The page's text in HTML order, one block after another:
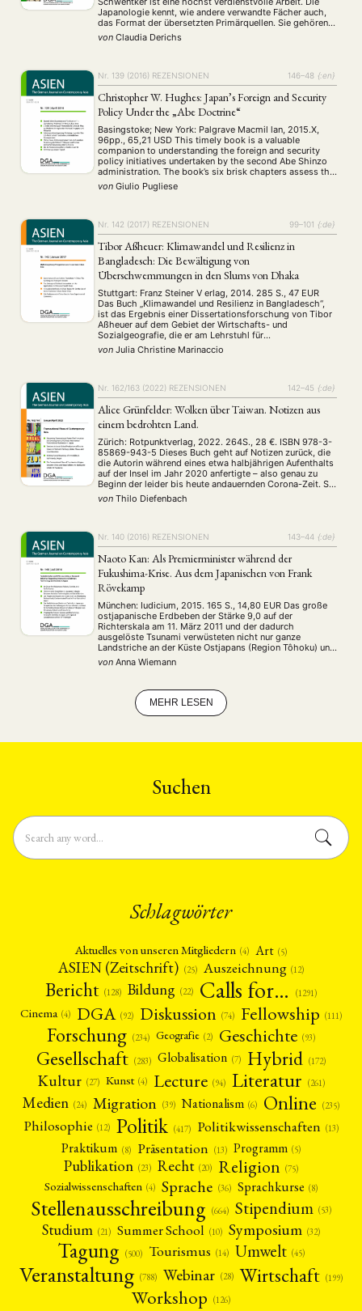
ASIEN ARBEITSKREISE VERANSTALTUNGEN EXPERTISE
ANGEBOTE
ANTRAG AUF EINEN SMALL GRANT DER DGA
MITGLIEDSCHAFT
Aktuelles von unseren Mitgliedern (4) Art (5) ASIEN (Zeitschrift) (25)
Auszeichnung (12) Bericht (128)
Geografie (2) Geschichte (93) Gesellschaft Globalisation (7)
Hybrid (172) Kultur (27) Kunst (4) Lecture (94) Literatur (261)
Medien (24) Migration (39) Nationalism (6) Online (235)
Philosophie (12) Politik (417) Politikwissenschaften Praktikum
Präsentation Programm (5) Publikation Recht
Religion (75) Sozialwissenschaften (4) Sprache (36) Sprachkurse (8)
Stellenausschreibung (664) Stipendium (53) Studium (21)
Summer School (10) Symposium (32) Tagung (500) Tourismus
Veranstaltung (788) Webinar Wirtschaft
Workshop
MITGLIEDSCHAFT STUDIUM DATENSCHUTZERKLÄRUNG
MITGLIEDERBEREICH KONTAKT SPENDEN SIE JETZT!
ENGLISH
Japanologie kennt, wie andere verwandte Fächer auch,
das Format der übersetzten Primärquellen. Sie gehören
zum „Handwerkszeug“ der wissenschaftlichen Befassung
mit Asien. Gleichwohl ist die Herstellung einer solchen
von Claudia Derichs
Nr. 139 (2016) REZENSIONEN 146–48 {:en}
Christopher W. Hughes: Japan’s Foreign and Security
Policy Under the „Abe Doctrine“
Basingstoke; New York: Palgrave Macmil­ lan, 2015.X,
96pp., 65,21 USD This timely book is a valuable
companion to understanding the foreign and security
policy initiatives undertaken by the second Abe Shinzo
administration. The book’s six brisk chapters assess the
origins, domestic impact, and international ramifications
of Abe’s security and diplomatic revolution. In addition,
von Giulio Pugliese
Nr. 142 (2017) REZENSIONEN 99–101 {:de}
Tibor Aßheuer: Klimawandel und Resilienz in
Bangladesch: Die Bewältigung von
Überschwemmungen in den Slums von Dhaka
Stuttgart: Franz Steiner V erlag, 2014. 285 S., 47 EUR
Das Buch „Klimawandel und Resilienz in Bangladesch“,
ist das Ergebnis einer Dissertationsforschung von Tibor
Aßheuer auf dem Gebiet der Wirtschafts- und
Sozialgeografie, die er am Lehrstuhl für
Wirtschaftsgeographie der Universität Köln durchgeführt
hat. Seit 2013 ist Aßheuer Senior Lecturer am Institut für
von Julia Christine Marinaccio
Nr. 162/163 (2022) REZENSIONEN 142–45 {:de}
Alice Grünfelder: Wolken über Taiwan. Notizen aus
einem bedrohten Land.
Zürich: Rotpunktverlag, 2022. 264S., 28 €. ISBN 978-3-
85869-943-5 Dieses Buch geht auf Notizen zurück, die
die Autorin während eines etwa halbjährigen Aufenthalts
auf der Insel im Jahr 2020 anfertigte – also genau zu
Beginn der leider bis heute andauernden Corona-Zeit. Sie
besuchte dort einen Intensiv-Sprachkurs und übersetzte
Gedichte von taiwanischen Lyrikerinnen. Wie sie im
von Thilo Diefenbach
Nr. 140 (2016) REZENSIONEN 143–44 {:de}
Naoto Kan: Als Premierminister während der
Fukushima-Krise. Aus dem Japanischen von Frank
Rövekamp
München: Iudicium, 2015. 165 S., 14,80 EUR Das große
ostjapanische Erdbeben der Stärke 9,0 auf der
Richterskala am 11. März 2011 und der dadurch
ausgelöste Tsunami verwüsteten nicht nur ganze
Landstriche an der Küste Ostjapans (Region Tôhoku) und
forderten etliche Opfer, sie führten auch zum
zweitgrößten Atomunfall nach Tschernobyl in der
von Anna Wiemann
MEHR LESEN
Suchen
Schlagwörter
Aktuelles von unseren Mitgliedern (4) Art (5)
ASIEN (Zeitschrift) (25) Auszeichnung (12)
Bericht (128) Bildung (22) Calls for… (1291)
Cinema (4) DGA (92) Diskussion (74) Fellowship (111)
Forschung (234) Geografie (2) Geschichte (93)
Gesellschaft (283) Globalisation (7) Hybrid (172)
Kultur (27) Kunst (4) Lecture (94) Literatur (261)
Medien (24) Migration (39) Nationalism (6) Online (235)
Philosophie (12) Politik (417) Politikwissenschaften (13)
Praktikum (8) Präsentation (13) Programm (5)
Publikation (23) Recht (20) Religion (75)
Sozialwissenschaften (4) Sprache (36) Sprachkurse (8)
Stellenausschreibung (664) Stipendium (53)
Studium (21) Summer School (10) Symposium (32)
Tagung (500) Tourismus (14) Umwelt (45)
Veranstaltung (788) Webinar (28) Wirtschaft (199)
Workshop (126)